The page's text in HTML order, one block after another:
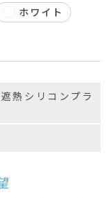
ホワイト
熱シリコンプラ